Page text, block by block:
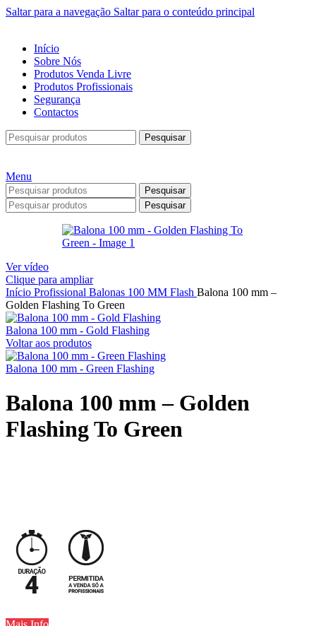
Saltar para a navegação Saltar para o conteúdo principal
Início
Sobre Nós
Produtos Venda Livre
Produtos Profissionais
Segurança
Contactos
Pesquisar
Menu
Pesquisar
Pesquisar
Ver vídeo
Clique para ampliar
Início Profissional Balonas 100 MM Flash Balona 100 mm –
Golden Flashing To Green
Balona 100 mm - Gold Flashing
Voltar aos produtos
Balona 100 mm - Green Flashing
Balona 100 mm – Golden
Flashing To Green